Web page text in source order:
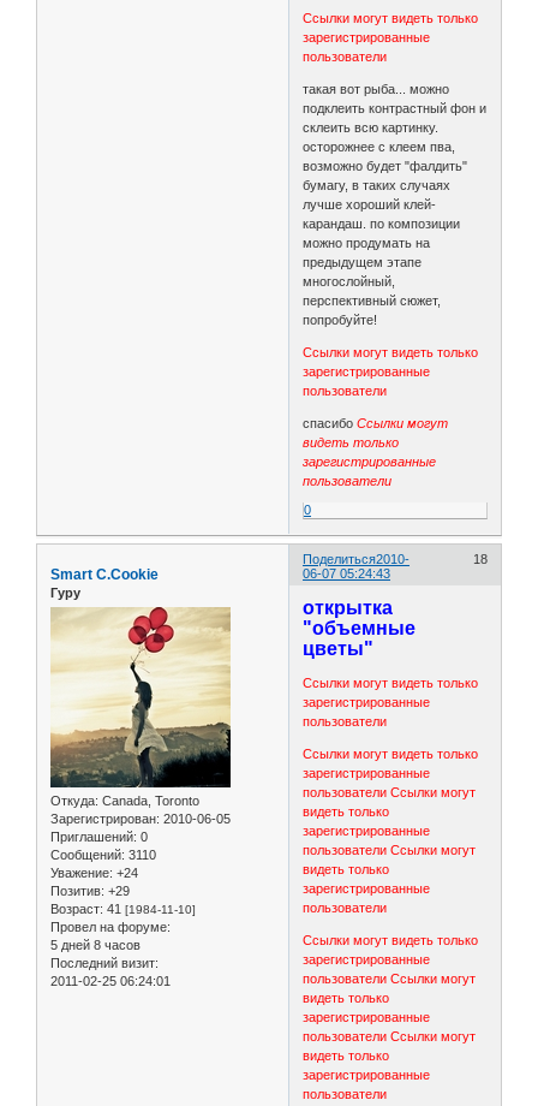
Ссылки могут видеть только
зарегистрированные
пользователи
такая вот рыба... можно
подклеить контрастный фон и
склеить всю картинку.
осторожнее с клеем пва,
возможно будет "фалдить"
бумагу, в таких случаях
лучше хороший клей-
карандаш. по композиции
можно продумать на
предыдущем этапе
многослойный,
перспективный сюжет,
попробуйте!
Ссылки могут видеть только
зарегистрированные
пользователи
спасибоСсылки могут
видеть только
зарегистрированные
пользователи
0
Поделиться 18
2010-
06-07 05:24:43
Smart C.Cookie
Гуру
Откуда: Canada, Toronto
Зарегистрирован: 2010-06-05
Приглашений: 0
Сообщений: 3110
Уважение: +24
Позитив: +29
Возраст: 41 [1984-11-10]
Провел на форуме:
5 дней 8 часов
Последний визит:
2011-02-25 06:24:01
открытка
"объемные
цветы"
Ссылки могут видеть только
зарегистрированные
пользователи
Ссылки могут видеть только
зарегистрированные
пользователи Ссылки могут
видеть только
зарегистрированные
пользователи Ссылки могут
видеть только
зарегистрированные
пользователи
Ссылки могут видеть только
зарегистрированные
пользователи Ссылки могут
видеть только
зарегистрированные
пользователи Ссылки могут
видеть только
зарегистрированные
пользователи